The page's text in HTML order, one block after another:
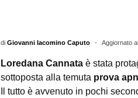
di Giovanni Iacomino Caputo - Aggiornato
Loredana Cannata è stata
sottoposta alla temuta prova
Il tutto è avvenuto in pochi